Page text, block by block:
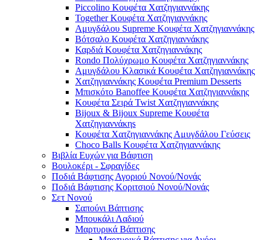
Piccolino Κουφέτα Χατζηγιαννάκης
Together Κουφέτα Χατζηγιαννάκης
Αμυγδάλου Supreme Κουφέτα Χατζηγιαννάκης
Βότσαλο Κουφέτα Χατζηγιαννάκης
Καρδιά Κουφέτα Χατζηγιαννάκης
Rondo Πολύχρωμο Κουφέτα Χατζηγιαννάκης
Αμυγδάλου Κλασικά Κουφέτα Χατζηγιαννάκης
Χατζηγιαννάκης Κουφέτα Premium Desserts
Μπισκότο Banoffee Κουφέτα Χατζηγιαννάκης
Κουφέτα Σειρά Twist Χατζηγιαννάκης
Bijoux & Bijoux Supreme Κουφέτα
Χατζηγιαννάκηs
Κουφέτα Χατζηγιαννάκης Αμυγδάλου Γεύσεις
Choco Balls Κουφέτα Χατζηγιαννάκης
Βιβλία Ευχών για Βάφτιση
Βουλοκέρι - Σφραγίδες
Ποδιά Βάφτισης Αγοριού Νονού/Νονάς
Ποδιά Βάφτισης Κοριτσιού Νονού/Νονάς
Σετ Νονού
Σαπούνι Βάπτισης
Μπουκάλι Λαδιού
Μαρτυρικά Βάπτισης